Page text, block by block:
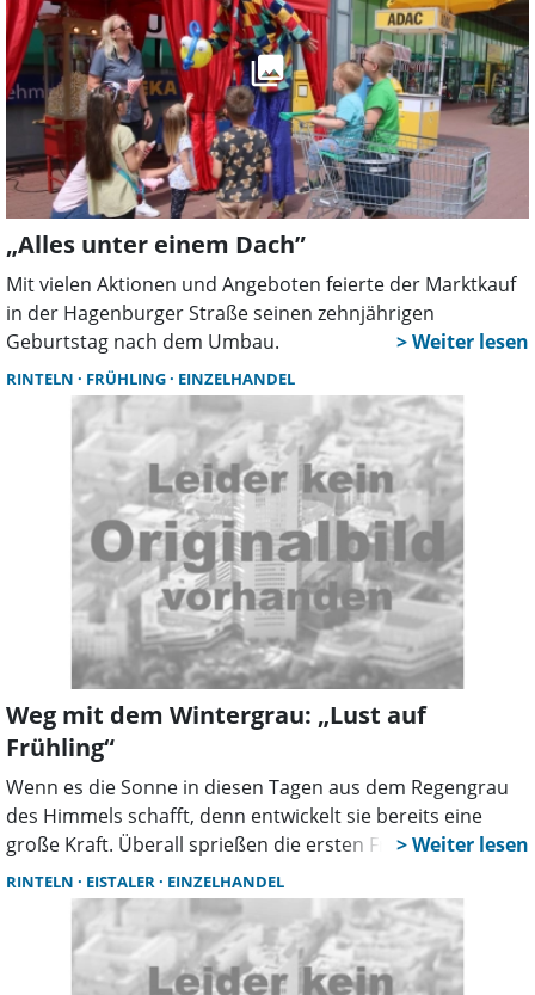
„Alles unter einem Dach”
Mit vielen Aktionen und Angeboten feierte der Marktkauf
in der Hagenburger Straße seinen zehnjährigen
Geburtstag nach dem Umbau.
RINTELN FRÜHLING EINZELHANDEL
Weg mit dem Wintergrau: „Lust auf
Frühling“
Wenn es die Sonne in diesen Tagen aus dem Regengrau
des Himmels schafft, denn entwickelt sie bereits eine
große Kraft. Überall sprießen die ersten Frühjahrsblüher
aus dem Boden und während Krokusse und
Schneeglöckchen ihre Köpfe in den Himmel heben, wird
es auch in den Rintelner Geschäften bunter. Denn auch
hier gilt: Weg mit dem Wintergrau, jetzt kommt die „Lust
auf Frühling”. Die Farben werden heller und intensiver
RINTELN EISTALER EINZELHANDEL